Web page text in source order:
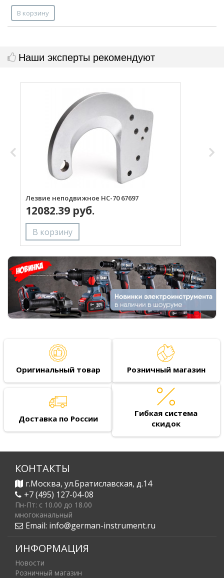
В корзину
Наши эксперты рекомендуют
Лезвие неподвижное НС-70 67697
12082.39 руб.
Оригинальный товар Розничный магазин
Доставка по России
Гибкая система
скидок
КОНТАКТЫ
г.Москва, ул.Братиславская, д.14
+7 (495) 127-04-08
Пн-Пт: c 10.00 до 18.00
многоканальный
Email: info@german-instrument.ru
ИНФОРМАЦИЯ
Новости
Розничный магазин